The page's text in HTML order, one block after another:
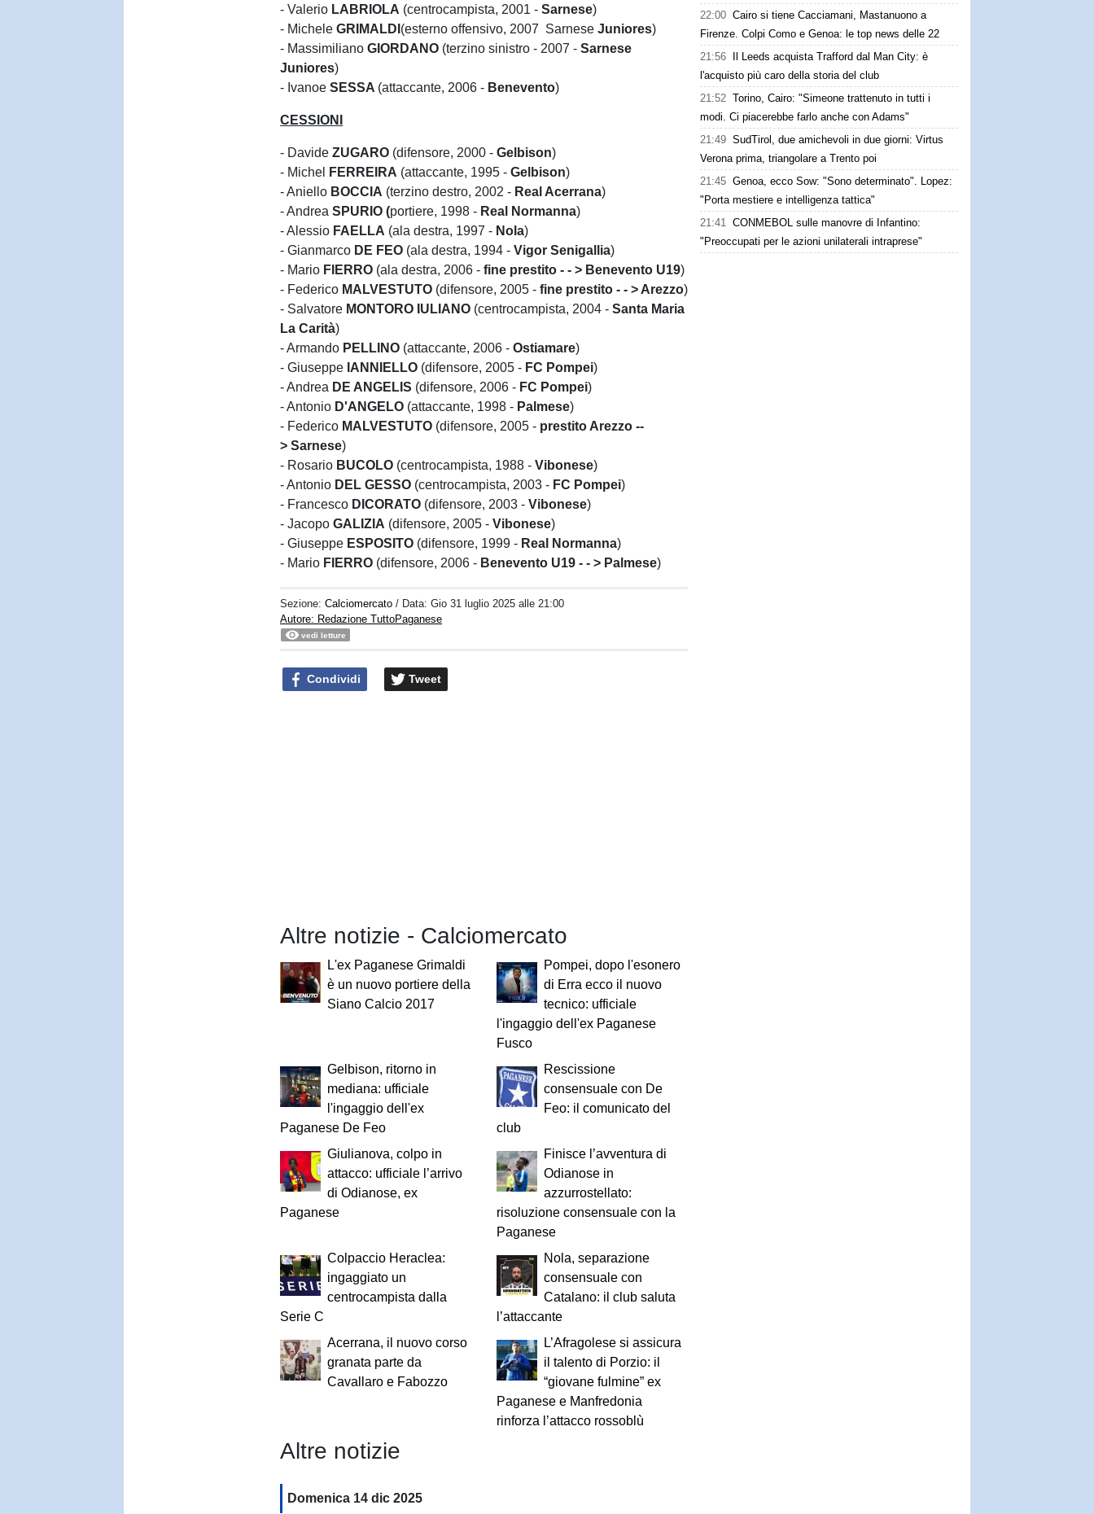
- Valerio LABRIOLA (centrocampista, 2001 -Sarnese)
- MicheleGRIMALDI (esterno offensivo, 2007 SarneseJuniores)
- MassimilianoGIORDANO (terzino sinistro - 2007 -Sarnese
Juniores)
- IvanoeSESSA (attaccante, 2006 - Benevento)
CESSIONI
- DavideZUGARO (difensore, 2000 -Gelbison)
- Michel
FERREIRA (attaccante, 1995 -Gelbison)
- Aniello BOCCIA (terzino destro, 2002 - Real Acerrana)
- AndreaSPURIO (portiere, 1998 - Real Normanna)
- Alessio FAELLA (ala destra, 1997 - Nola)
- Gianmarco DE FEO (ala destra, 1994 -Vigor Senigallia)
- Mario FIERRO (ala destra, 2006 -fine prestito - - > Benevento U19)
- Federico MALVESTUTO (difensore, 2005 -fine prestito - - > Arezzo)
- Salvatore MONTORO IULIANO (centrocampista, 2004 -Santa Maria
La Carità)
- Armando PELLINO (attaccante, 2006 -Ostiamare)
- Giuseppe IANNIELLO (difensore, 2005 - FC Pompei)
- Andrea DE ANGELIS (difensore, 2006 - FC Pompei)
- Antonio D'ANGELO (attaccante, 1998 - Palmese)
- Federico MALVESTUTO (difensore, 2005 - prestito Arezzo --
> Sarnese)
- Rosario BUCOLO (centrocampista, 1988 -Vibonese)
- Antonio DEL GESSO (centrocampista, 2003 - FC Pompei)
- Francesco DICORATO (difensore, 2003 -Vibonese)
- JacopoGALIZIA (difensore, 2005 -Vibonese)
- Giuseppe ESPOSITO (difensore, 1999 - Real Normanna)
- Mario FIERRO (difensore, 2006 - Benevento U19 - - > Palmese)
Sezione:Calciomercato / Data:Gio 31 luglio 2025 alle 21:00
Autore: Redazione TuttoPaganese
vedi letture
Condividi Tweet
Altre notizie - Calciomercato
L'ex Paganese Grimaldi
è un nuovo portiere della
Siano Calcio 2017
Pompei, dopo l'esonero
di Erra ecco il nuovo
tecnico: ufficiale
l'ingaggio dell'ex Paganese
Fusco
Gelbison, ritorno in
mediana: ufficiale
l'ingaggio dell'ex
Paganese De Feo
Rescissione
consensuale con De
Feo: il comunicato del
club
Giulianova, colpo in
attacco: ufficiale l’arrivo
di Odianose, ex
Paganese
Finisce l’avventura di
Odianose in
azzurrostellato:
risoluzione consensuale con la
Paganese
Colpaccio Heraclea:
ingaggiato un
centrocampista dalla
Serie C
Nola, separazione
consensuale con
Catalano: il club saluta
l’attaccante
Acerrana, il nuovo corso
granata parte da
Cavallaro e Fabozzo
L’Afragolese si assicura
il talento di Porzio: il
“giovane fulmine” ex
Paganese e Manfredonia
rinforza l’attacco rossoblù
Altre notizie
Domenica 14 dic 2025
22:00 Cairo si tiene Cacciamani, Mastanuono a
Firenze. Colpi Como e Genoa: le top news delle 22
21:56
Il Leeds acquista Trafford dal Man City: è
l'acquisto più caro della storia del club
21:52 Torino, Cairo: "Simeone trattenuto in tutti i
modi. Ci piacerebbe farlo anche con Adams"
21:49 SudTirol, due amichevoli in due giorni: Virtus
Verona prima, triangolare a Trento poi
21:45 Genoa, ecco Sow: "Sono determinato". Lopez:
"Porta mestiere e intelligenza tattica"
21:41 CONMEBOL sulle manovre di Infantino:
"Preoccupati per le azioni unilaterali intraprese"